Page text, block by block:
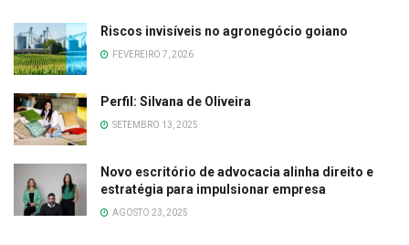
Riscos invisíveis no agronegócio goiano
FEVEREIRO 7, 2026
Perfil: Silvana de Oliveira
SETEMBRO 13, 2025
Novo escritório de advocacia alinha direito e
estratégia para impulsionar empresa
AGOSTO 23, 2025